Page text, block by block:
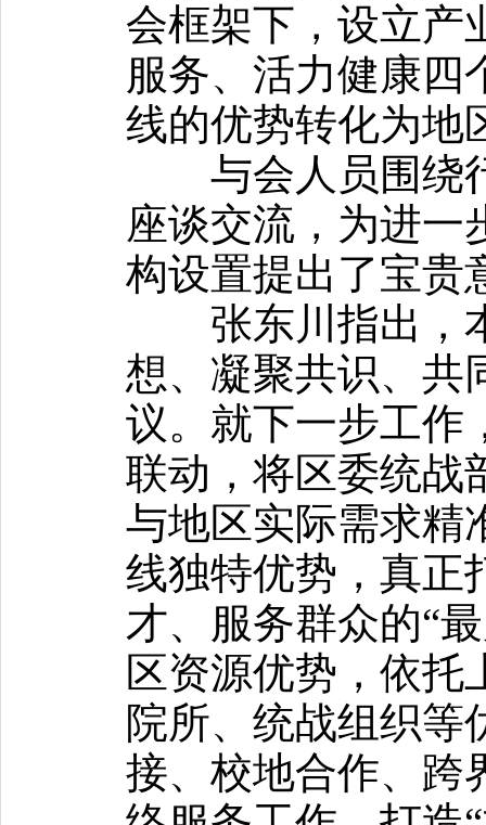
会框架下，设立产
服务、活力健康四
线的优势转化为地
与会人员围绕
座谈交流，为进一
构设置提出了宝贵
张东川指出，
想、凝聚共识、共
议。就下一步工作
联动，将区委统战
与地区实际需求精
线独特优势，真正
才、服务群众的“
区资源优势，依托
院所、统战组织等
接、校地合作、跨